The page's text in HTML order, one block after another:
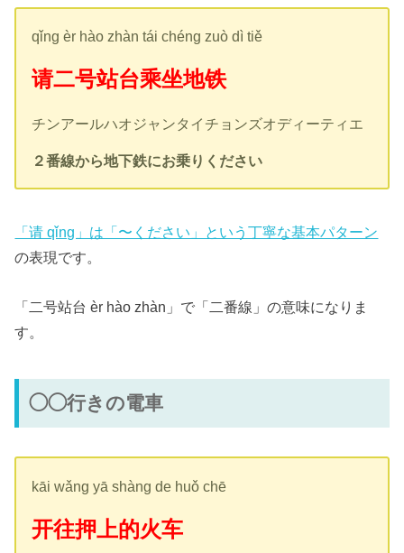
qǐng èr hào zhàn tái chéng zuò dì tiě
请二号站台乘坐地铁
チンアールハオジャンタイチョンズオディーティエ
２番線から地下鉄にお乗りください
「请 qǐng」は「〜ください」という丁寧な基本パターン
の表現です。
「二号站台 èr hào zhàn」で「二番線」の意味になりま
す。
◯◯行きの電車
kāi wǎng yā shàng de huǒ chē
开往押上的火车